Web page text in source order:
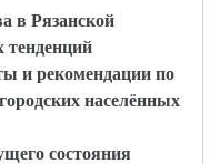
в Рязанской
тенденций
и рекомендации по
населённых
состояния